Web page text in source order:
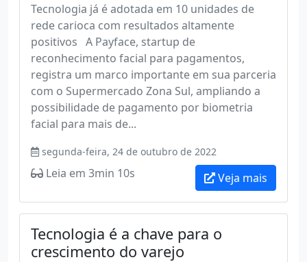
Tecnologia já é adotada em 10 unidades de
rede carioca com resultados altamente
positivos A Payface, startup de
reconhecimento facial para pagamentos,
registra um marco importante em sua parceria
com o Supermercado Zona Sul, ampliando a
possibilidade de pagamento por biometria
facial para mais de...
segunda-feira, 24 de outubro de 2022
Leia em 3min 10s Veja mais
Tecnologia é a chave para o
crescimento do varejo